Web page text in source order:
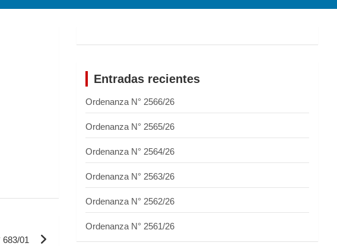
683/01
Entradas recientes
Ordenanza N° 2566/26
Ordenanza N° 2565/26
Ordenanza N° 2564/26
Ordenanza N° 2563/26
Ordenanza N° 2562/26
Ordenanza N° 2561/26